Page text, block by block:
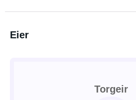
Eier
Torgeir